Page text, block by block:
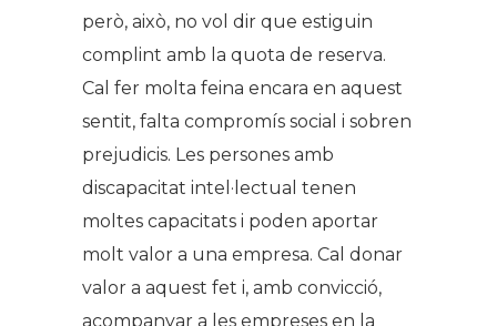
però, això, no vol dir que estiguin
complint amb la quota de reserva.
Cal fer molta feina encara en aquest
sentit, falta compromís social i sobren
prejudicis. Les persones amb
discapacitat intel·lectual tenen
moltes capacitats i poden aportar
molt valor a una empresa. Cal donar
valor a aquest fet i, amb convicció,
acompanyar a les empreses en la